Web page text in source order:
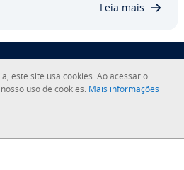
Leia mais
este site usa cookies. Ao acessar o
uso de cookies. Mais in­for­ma­ções